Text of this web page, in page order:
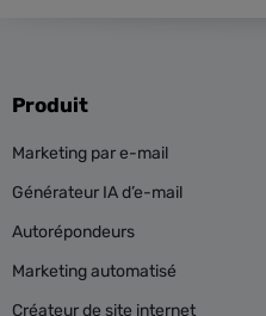
Produit
Marketing par e-mail
Générateur IA d’e-mail
Autorépondeurs
Marketing automatisé
Créateur de site internet